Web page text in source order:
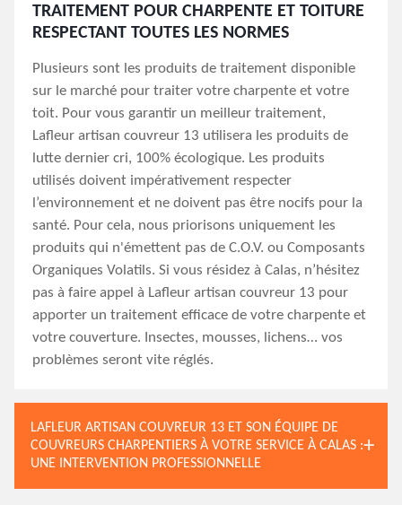
TRAITEMENT POUR CHARPENTE ET TOITURE
RESPECTANT TOUTES LES NORMES
Plusieurs sont les produits de traitement disponible
sur le marché pour traiter votre charpente et votre
toit. Pour vous garantir un meilleur traitement,
Lafleur artisan couvreur 13 utilisera les produits de
lutte dernier cri, 100% écologique. Les produits
utilisés doivent impérativement respecter
l’environnement et ne doivent pas être nocifs pour la
santé. Pour cela, nous priorisons uniquement les
produits qui n'émettent pas de C.O.V. ou Composants
Organiques Volatils. Si vous résidez à Calas, n’hésitez
pas à faire appel à Lafleur artisan couvreur 13 pour
apporter un traitement efficace de votre charpente et
votre couverture. Insectes, mousses, lichens… vos
problèmes seront vite réglés.
LAFLEUR ARTISAN COUVREUR 13 ET SON ÉQUIPE DE
COUVREURS CHARPENTIERS À VOTRE SERVICE À CALAS :
UNE INTERVENTION PROFESSIONNELLE